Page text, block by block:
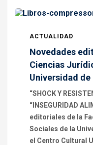
ACTUALIDAD
Novedades
Ciencias
Universidad de
“SHOCK Y
“INSEGURIDAD
editoriales de la
Sociales de la
el Centro Cultural